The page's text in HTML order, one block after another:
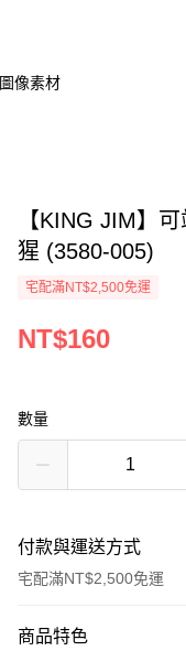
圖像素材
【KING JIM】
猩 (3580-005)
宅配滿NT$2,500免運
NT$160
數量
付款與運送方式
宅配滿NT$2,500免運
付款方式
商品特色